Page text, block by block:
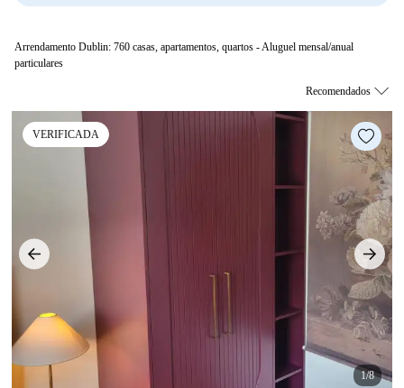
Arrendamento Dublin: 760 casas, apartamentos, quartos - Aluguel mensal/anual
particulares
VERIFICADA
1/8